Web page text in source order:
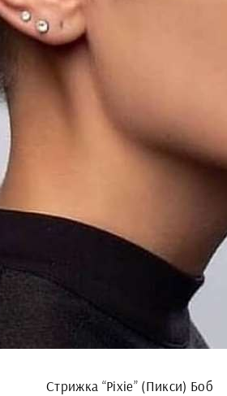
Стрижка “Pixie” (Пикси) Боб